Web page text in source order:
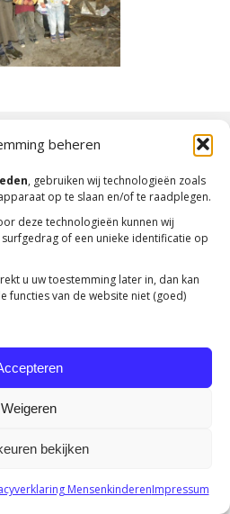
beheren
, gebruiken wij technologieën zoals
op te slaan en/of te raadplegen.
deze technologieën kunnen wij
of een unieke identificatie op
u uw toestemming later in, dan kan
functies van de website niet (goed)
Weigeren
bekijken
MensenkinderenImpressum